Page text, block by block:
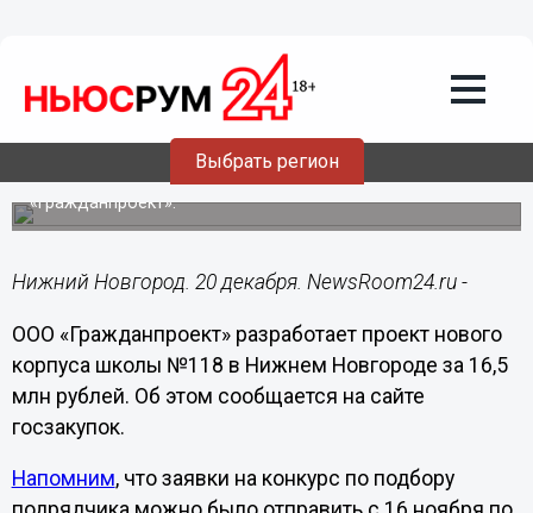
Выбрать регион
16,5 млн рублей направят на
разработку проекта корпуса
нижегородской школы №118
Контракт на проектирование получило ООО
«Гражданпроект».
Нижний Новгород. 20 декабря. NewsRoom24.ru -
ООО «Гражданпроект» разработает проект нового
корпуса школы №118 в Нижнем Новгороде за 16,5
млн рублей. Об этом сообщается на сайте
госзакупок.
Напомним, что заявки на конкурс по подбору